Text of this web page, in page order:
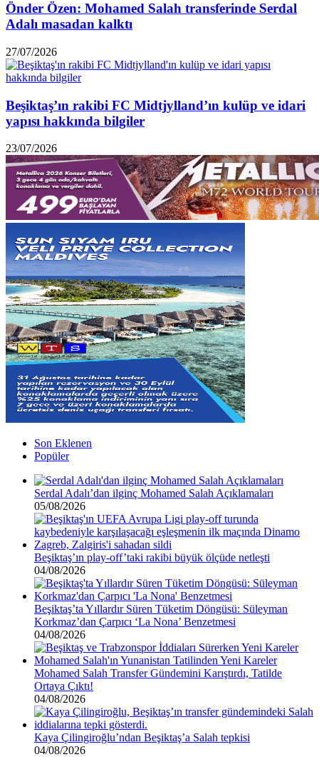
Önder Özen: Mohamed Salah transferinde Serdal
Adalı masadan kalktı
27/07/2026
Beşiktaş’ın rakibi FC Midtjylland’ın kulüp ve idari
yapısı hakkında bilgiler
23/07/2026
Son Eklenen
Popüler
Serdal Adalı’dan ilginç Mohamed Salah Açıklamaları
05/08/2026
Beşiktaş’ın play-off’taki rakibi büyük ölçüde netleşti
04/08/2026
Beşiktaş’ta Yıllardır Süren Tüketim Döngüsü: Süleyman
Korkmaz’dan Çarpıcı ‘La Nona’ Benzetmesi
04/08/2026
Mohamed Salah Transfer Gündemini Karıştırdı, Tatilde
Ortaya Çıktı!
04/08/2026
Kaya Çilingiroğlu’ndan Beşiktaş’a Salah tepkisi
04/08/2026